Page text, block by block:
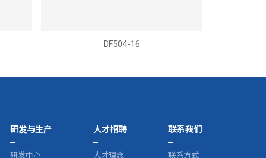
DF504-16
研发与生产
研发中心
人才招聘
人才理念
联系我们
联系方式